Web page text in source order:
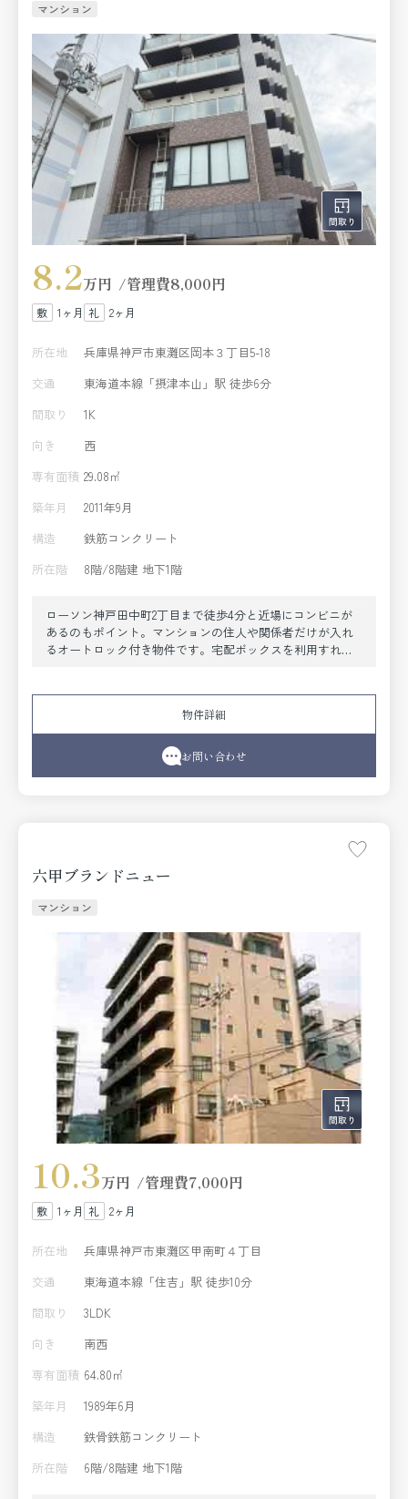
マンション
8.2万円 管理費8,000円
1ヶ月 2ヶ月
所在地
兵庫県神戸市東灘区岡本３丁目5-18
交通
東海道本線「摂津本山」駅 徒歩6分
間取り
1K
向き
西
専有面積 29.08㎡
築年月
2011年9月
構造
鉄筋コンクリート
所在階
8階/8階建 地下1階
ローソン神戸田中町2丁目まで徒歩4分と近場にコンビニが
あるのもポイント。マンションの住人や関係者だけが入れ
るオートロック付き物件です。宅配ボックスを利用すれ
ットなど豊富なので、衣類や履き物の整理がしやすく便利
です。室内設備は浴室乾燥機・洗面所独立など充実した設
備を備え付けています。空き家の物件です。神戸市東灘区
や東海道本線摂津本山付近であなたのライフスタイルに合
ったお部屋を見つけましょう。当社スタッフが全力でサポ
物件詳細
お問い合わせ
六甲ブランドニュー
マンション
10.3万円 管理費7,000円
1ヶ月 2ヶ月
所在地
兵庫県神戸市東灘区甲南町４丁目
交通
東海道本線「住吉」駅 徒歩10分
間取り
3LDK
向き
南西
専有面積 64.80㎡
築年月
1989年6月
構造
鉄骨鉄筋コンクリート
所在階
6階/8階建 地下1階